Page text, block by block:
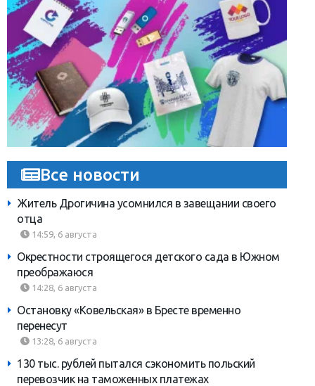
Все новости
Житель Дрогичина усомнился в завещании своего
отца
14:59, 6 августа
Окрестности строящегося детского сада в Южном
преображаюся
14:28, 6 августа
Остановку «Ковельская» в Бресте временно
перенесут
13:28, 6 августа
130 тыс. рублей пытался сэкономить польский
перевозчик на таможенных платежах